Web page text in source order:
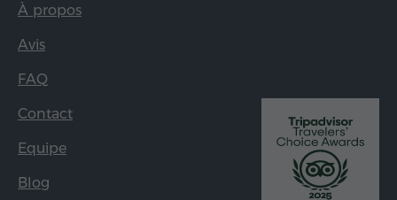
À propos
Avis
FAQ
Contact
Equipe
Blog